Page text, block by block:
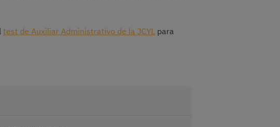
test de Auxiliar Administrativo de la JCYL para